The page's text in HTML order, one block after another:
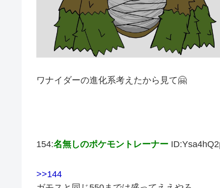
ワナイダーの進化系考えたから見て🤗
154:名無しのポケモントレーナー
>>144